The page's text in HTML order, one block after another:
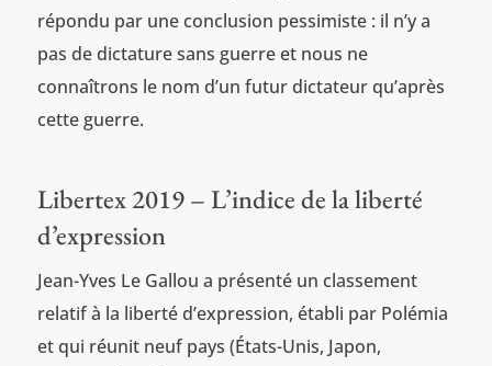
répondu par une conclusion pessimiste : il n’y a
pas de dictature sans guerre et nous ne
connaîtrons le nom d’un futur dictateur qu’après
cette guerre.
Libertex 2019 – L’indice de la liberté
d’expression
Jean-Yves Le Gallou a présenté un classement
relatif à la liberté d’expression, établi par Polémia
et qui réunit neuf pays (États-Unis, Japon,